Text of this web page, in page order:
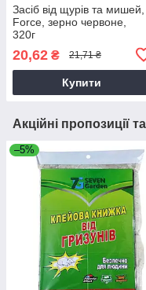
Засіб від щурів та мишей,
Force, зерно червоне,
320г
20,62 ₴ 21,71 ₴
Купити
Акційні пропозиції
–5%